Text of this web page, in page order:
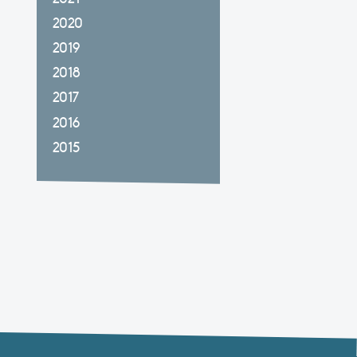
2020
2019
2018
2017
2016
2015